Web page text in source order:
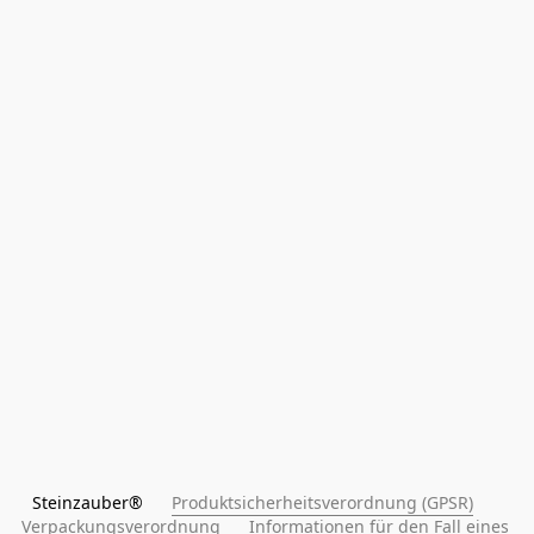
Steinzauber® Produktsicherheitsverordnung (GPSR)
Verpackungsverordnung
Informationen für den Fall eines